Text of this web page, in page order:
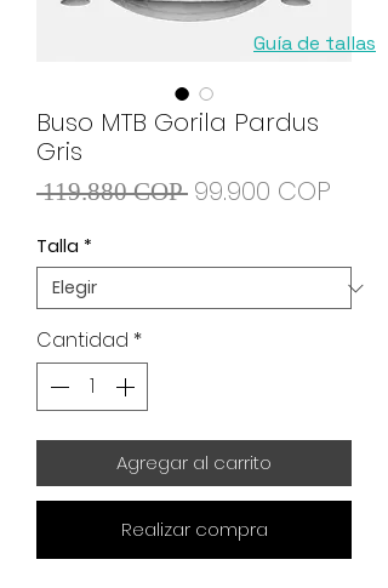
Buso MTB Gorila Pardus
Gris
119.880 COP Precio
99.900 COP
Talla *
Cantidad *
Agregar al carrito
Realizar compra
Guía de tallas